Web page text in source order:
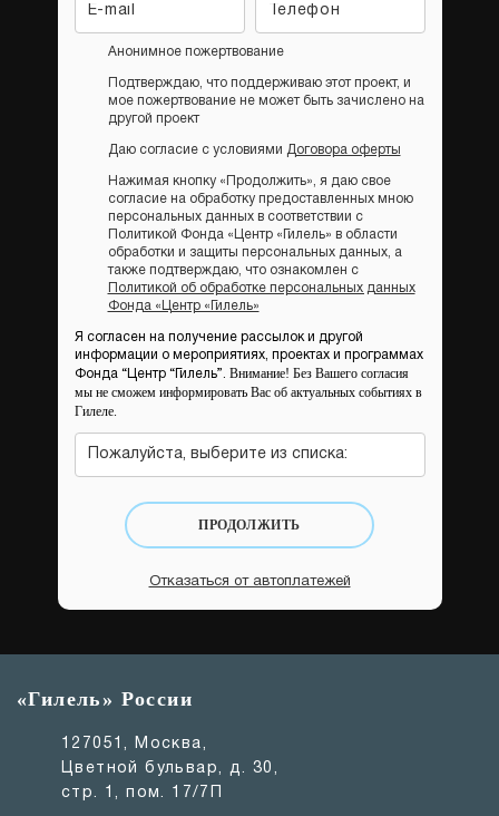
Анонимное пожертвование
Подтверждаю, что поддерживаю этот проект, и
мое пожертвование не может быть зачислено на
другой проект
Даю согласие с условиями Договора оферты
Нажимая кнопку «Продолжить», я даю свое
согласие на обработку предоставленных мною
персональных данных в соответствии с
Политикой Фонда «Центр «Гилель» в области
обработки и защиты персональных данных, а
также подтверждаю, что ознакомлен с
Политикой об обработке персональных данных
Фонда «Центр «Гилель»
Я согласен на получение рассылок и другой
информации о мероприятиях, проектах и программах
Фонда “Центр “Гилель”. Внимание! Без Вашего согласия
мы не сможем информировать Вас об актуальных событиях в
Гилеле.
Пожалуйста, выберите из списка:
ПРОДОЛЖИТЬ
Отказаться от автоплатежей
«Гилель» России
127051, Москва,
Цветной бульвар, д. 30,
стр. 1, пом. 17/7П